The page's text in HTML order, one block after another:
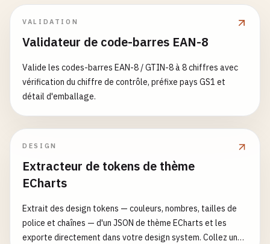
VALIDATION
Validateur de code-barres EAN-8
Valide les codes-barres EAN-8 / GTIN-8 à 8 chiffres avec
vérification du chiffre de contrôle, préfixe pays GS1 et
détail d'emballage.
DESIGN
Extracteur de tokens de thème
ECharts
Extrait des design tokens — couleurs, nombres, tailles de
police et chaînes — d'un JSON de thème ECharts et les
exporte directement dans votre design system. Collez un